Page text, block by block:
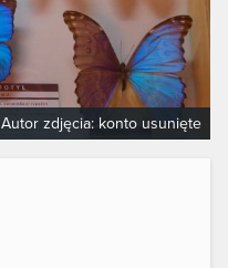
Autor zdjęcia: konto usunięte